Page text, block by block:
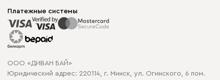
Способы оплаты
Рассрочка и кредит
Гарантия
Карта сайта
Политика конфиденциальности
Политика в отношении обработки cookie
Корпусная мебель
Распродажа мебели
Платежные системы
ООО «ДИВАН БАЙ»
Юридический адрес: 220114, г. Минск, ул. Огинского, 6 пом.